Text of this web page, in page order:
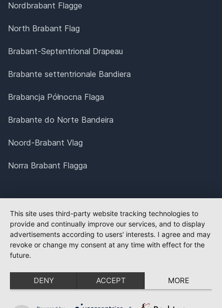
Nordbrabant Flagge
North Brabant Flag
Brabant-Septentrional Drapeau
Brabante settentrionale Bandiera
Brabancja Północna Flaga
Brabante do Norte Bandeira
Noord-Brabant Vlag
Norra Brabant Flagga
This site uses third-party website tracking technologies to
provide and continually improve our services, and to display
advertisements according to users' interests. I agree and may
revoke or change my consent at any time with effect for the
future.
DENY ACCEPT MORE